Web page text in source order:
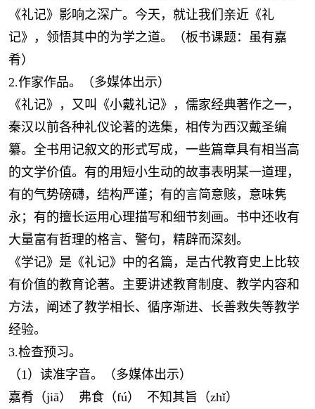
《礼记》影响之深广。今天，就让我们亲近《礼
记》，领悟其中的为学之道。（板书课题：虽有嘉
肴）
2.作家作品。（多媒体出示）
《礼记》，又叫《小戴礼记》，儒家经典著作之一，
秦汉以前各种礼仪论著的选集，相传为西汉戴圣编
纂。全书用记叙文的形式写成，一些篇章具有相当高
的文学价值。有的用短小生动的故事表明某一道理，
有的气势磅礴，结构严谨；有的言简意赅，意味隽
永；有的擅长运用心理描写和细节刻画。书中还收有
大量富有哲理的格言、警句，精辟而深刻。
《学记》是《礼记》中的名篇，是古代教育史上比较
有价值的教育论著。主要讲述教育制度、教学内容和
方法，阐述了教学相长、循序渐进、长善救失等教学
经验。
3.检查预习。
（1）读准字音。（多媒体出示）
嘉肴（jiā） 弗食（fú） 不知其旨（zhǐ）